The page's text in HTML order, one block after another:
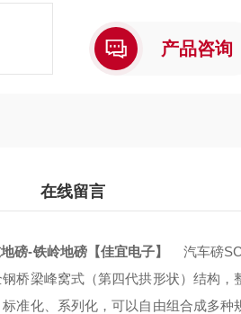
产品咨询
在线留言
磅-铁岭地磅【佳宜电子】
汽车磅
桥梁峰窝式（第四代拱形状）结构
准化、系列化，可以自由组合成多